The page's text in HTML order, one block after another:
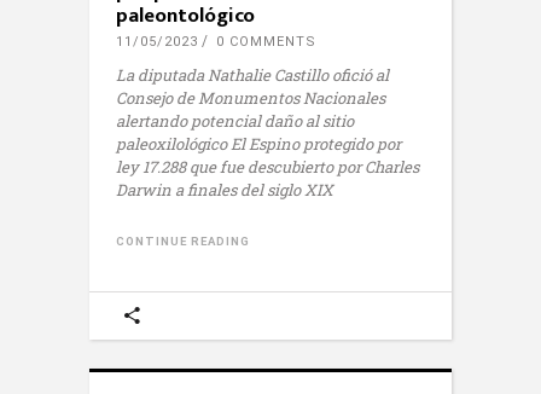
paleontológico
11/05/2023 0 COMMENTS
La diputada Nathalie Castillo ofició al
Consejo de Monumentos Nacionales
alertando potencial daño al sitio
paleoxilológico El Espino protegido por
ley 17.288 que fue descubierto por Charles
Darwin a finales del siglo XIX
CONTINUE READING